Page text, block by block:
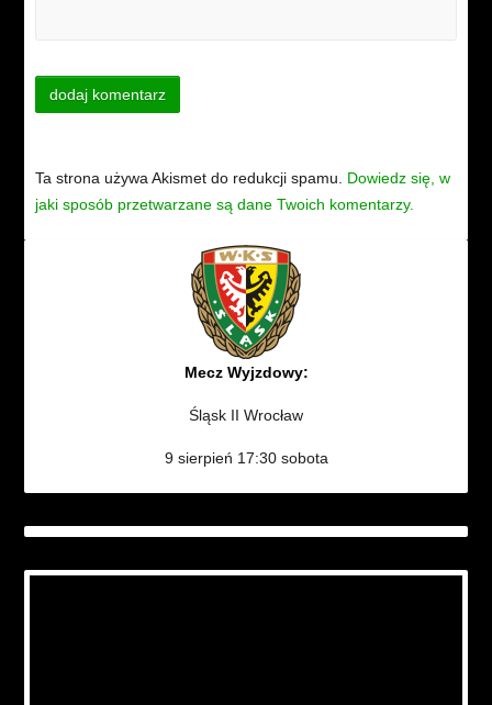
Ta strona używa Akismet do redukcji spamu. Dowiedz się, w
jaki sposób przetwarzane są dane Twoich komentarzy.
Mecz Wyjzdowy:
Śląsk II Wrocław
9 sierpień 17:30 sobota